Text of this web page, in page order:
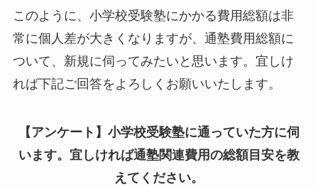
このように、小学校受験塾にかかる費用総額は非
常に個人差が大きくなりますが、通塾費用総額に
ついて、新規に伺ってみたいと思います。宜しけ
れば下記ご回答をよろしくお願いいたします。
【アンケート】小学校受験塾に通っていた方に伺
います。宜しければ通塾関連費用の総額目安を教
えてください。